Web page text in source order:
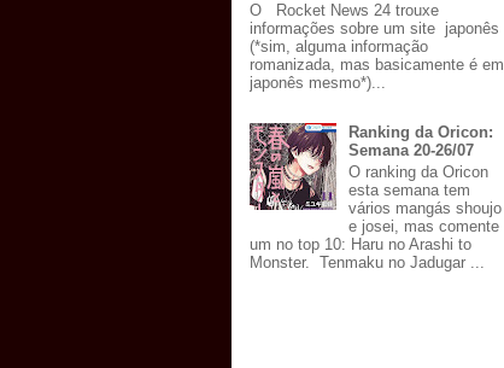
O Rocket News 24 trouxe
informações sobre um site japonês
(*sim, alguma informação
romanizada, mas basicamente é em
japonês mesmo*)...
Ranking da Oricon:
Semana 20-26/07
O ranking da Oricon
esta semana tem
vários mangás shoujo
e josei, mas comente
um no top 10: Haru no Arashi to
Monster. Tenmaku no Jadugar ...